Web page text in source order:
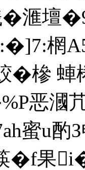
滙壇
:�]7:棢
槮 蛼
恶漍
蜜u
�f